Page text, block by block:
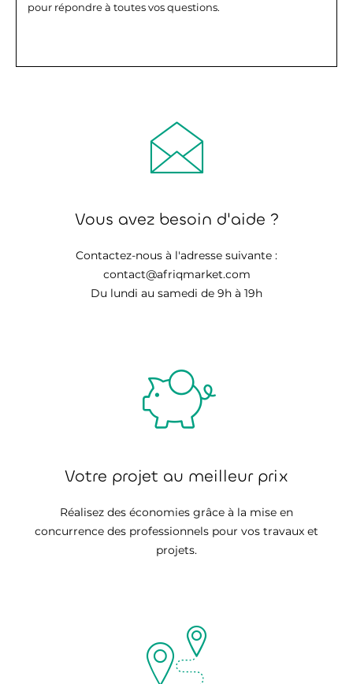
pour répondre à toutes vos questions.
Vous avez besoin d'aide ?
Contactez-nous à l'adresse suivante :
contact@afriqmarket.com
Du lundi au samedi de 9h à 19h
Votre projet au meilleur prix
Réalisez des économies grâce à la mise en
concurrence des professionnels pour vos travaux et
projets.